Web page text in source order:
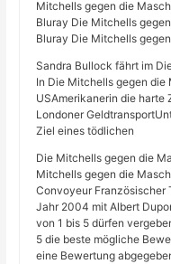
Mitchells gegen die
Bluray Die Mitchells
Bluray Die Mitchells
Sandra Bullock fährt im
In Die Mitchells gegen die
USAmerikanerin die harte
Londoner
Ziel eines tödlichen
Die Mitchells gegen die
Mitchells gegen die
Convoyeur Französischer
Jahr 2004 mit Albert
von 1 bis 5 dürfen
5 die beste mögliche
eine Bewertung